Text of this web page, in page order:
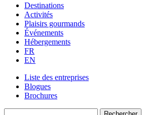
Destinations
Activités
Plaisirs gourmands
Événements
Hébergements
FR
EN
Liste des entreprises
Blogues
Brochures